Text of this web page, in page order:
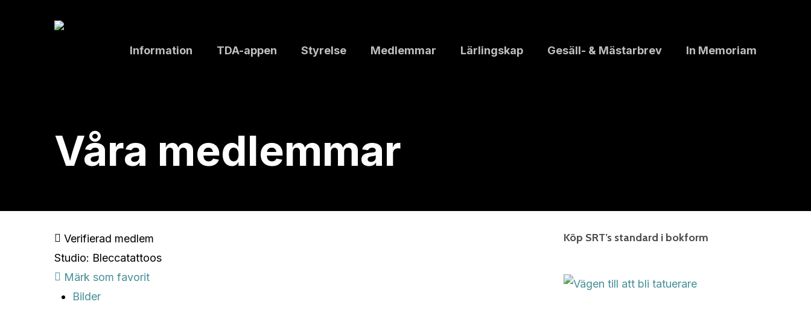
Information TDA-appen Styrelse Medlemmar Lärlingskap Gesäll- & Mästarbrev In Memoriam
Våra medlemmar
Verifierad medlem
Studio: Bleccatattoos
Märk som favorit
Bilder
Köp SRT’s standard i bokform